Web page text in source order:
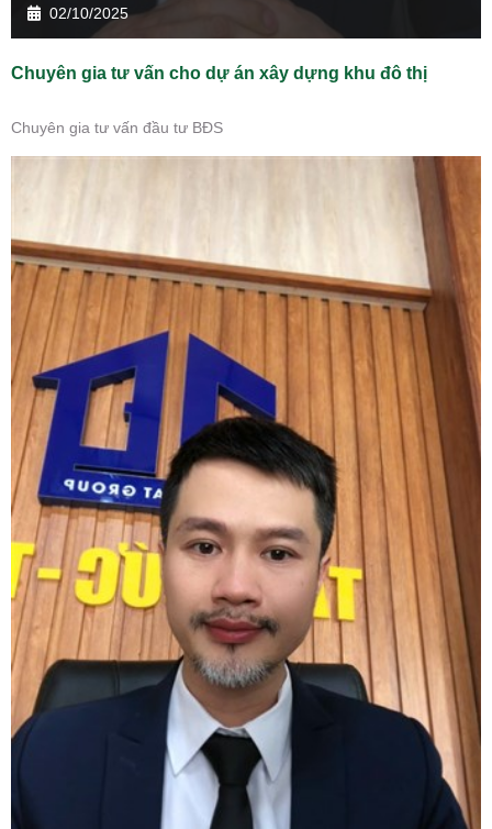
02/10/2025
Chuyên gia tư vấn cho dự án xây dựng khu đô thị
Chuyên gia tư vấn đầu tư BĐS